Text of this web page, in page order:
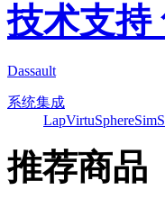
技术支持
Dassault
系统集成
LapVirtuSphere
推荐商品